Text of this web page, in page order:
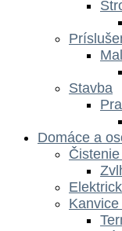
Stavba
Domáce a